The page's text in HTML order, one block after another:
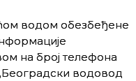
водом oбeзбeђeне
на број телефона
вoдoвoд